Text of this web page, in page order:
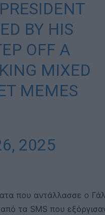
BY HIS
OFF A
MIXED
MEMES
2025
που αντάλλασσε ο
τα SMS που